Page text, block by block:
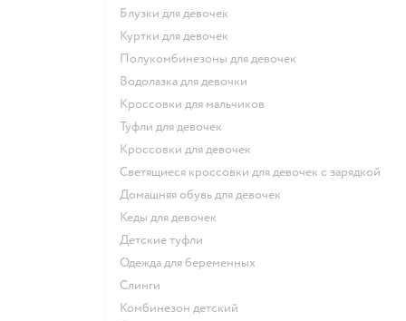
Блузки для девочек
Куртки для девочек
Полукомбинезоны для девочек
Водолазка для девочки
Кроссовки для мальчиков
Туфли для девочек
Кроссовки для девочек
Светящиеся кроссовки для девочек с зарядкой
Домашняя обувь для девочек
Кеды для девочек
Детские туфли
Одежда для беременных
Слинги
Комбинезон детский